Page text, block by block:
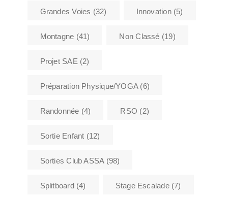
Grandes Voies (32) Innovation(5)
Montagne (41) Non Classé (19)
Projet SAE (2)
Préparation Physique/YOGA(6)
Randonnée (4) RSO (2)
Sortie Enfant (12)
Sorties Club ASSA(98)
Splitboard(4) Stage Escalade(7)